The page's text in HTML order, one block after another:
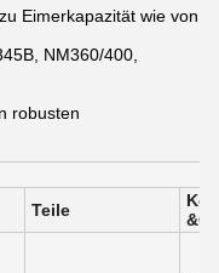
Eimerkapazität wie von
NM360/400,
robusten
Teile